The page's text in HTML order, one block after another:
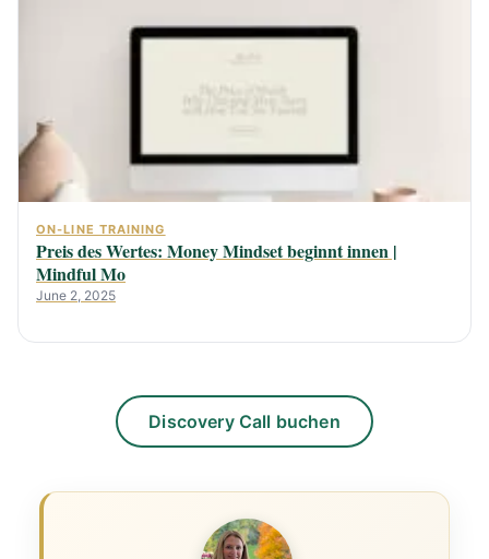
ON-LINE TRAINING
Preis des Wertes: Money Mindset beginnt innen |
Mindful Mo
June 2, 2025
Discovery Call buchen